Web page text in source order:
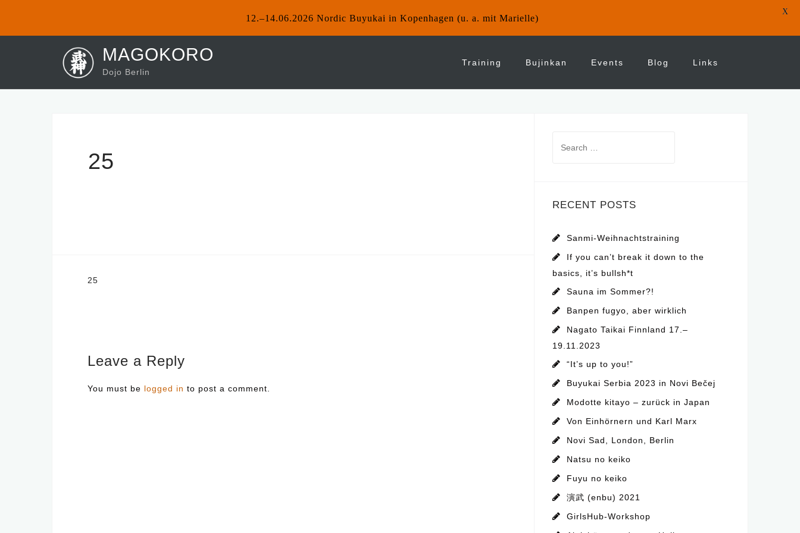
MAGOKORO
Dojo Berlin
Training Bujinkan Events Blog Links
25
Post
25
Leave a Reply
You must be logged in to post a comment.
RECENT POSTS
Sanmi-Weihnachtstraining
If you can’t break it down to the
basics, it’s bullsh*t
Sauna im Sommer?!
Banpen fugyo, aber wirklich
Nagato Taikai Finnland 17.–
19.11.2023
“It’s up to you!”
Buyukai Serbia 2023 in Novi Bečej
Modotte kitayo – zurück in Japan
Von Einhörnern und Karl Marx
Novi Sad, London, Berlin
Natsu no keiko
Fuyu no keiko
演武 (enbu) 2021
GirlsHub-Workshop
12.–14.06.2026 Nordic Buyukai in Kopenhagen (u. a. mit Marielle)
X